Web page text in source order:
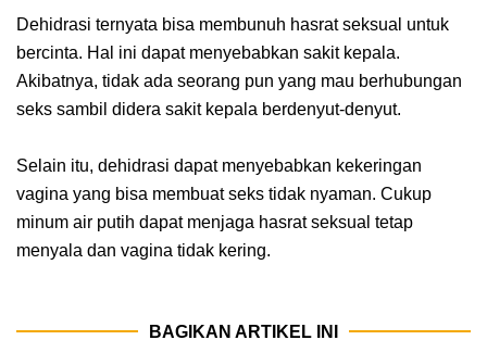
Dehidrasi ternyata bisa membunuh hasrat seksual untuk
bercinta. Hal ini dapat menyebabkan sakit kepala.
Akibatnya, tidak ada seorang pun yang mau berhubungan
seks sambil didera sakit kepala berdenyut-denyut.
Selain itu, dehidrasi dapat menyebabkan kekeringan
vagina yang bisa membuat seks tidak nyaman. Cukup
minum air putih dapat menjaga hasrat seksual tetap
menyala dan vagina tidak kering.
BAGIKAN ARTIKEL INI